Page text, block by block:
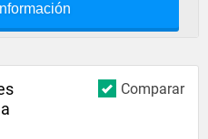
Comparar